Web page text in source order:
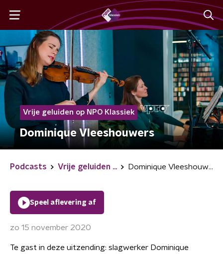
Vrije geluiden op NPO Klassiek
Dominique Vleeshouwers
Podcasts Vrije geluiden ... Dominique Vleeshouwers
Speel aflevering af
zo 15 november 2020
Te gast in deze uitzending: slagwerker Dominique